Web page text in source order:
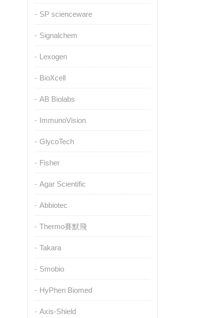
SP scienceware
Signalchem
Lexogen
BioXcell
AB Biolabs
ImmunoVision
GlycoTech
Fisher
Agar Scientific
Abbiotec
Thermo賽默飛
Takara
Smobio
HyPhen Biomed
Axis-Shield